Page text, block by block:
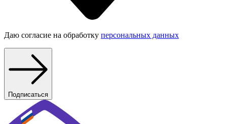
Даю согласие на обработку персональных данных
Подписаться